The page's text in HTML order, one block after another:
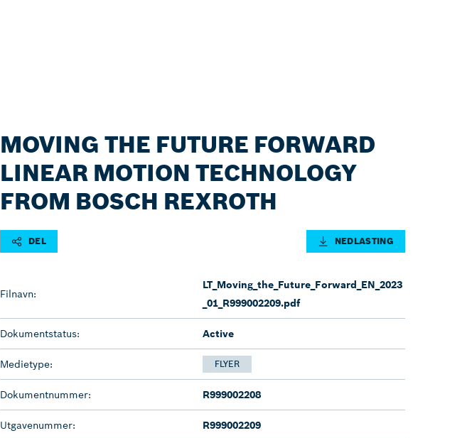
MOVING THE FUTURE FORWARD
LINEAR MOTION TECHNOLOGY
FROM BOSCH REXROTH
DEL NEDLASTING
Filnavn:
LT_Moving_the_Future_Forward_EN_2023
_01_R999002209.pdf
Dokumentstatus: Active
Medietype: FLYER
Dokumentnummer: R999002208
Utgavenummer: R999002209